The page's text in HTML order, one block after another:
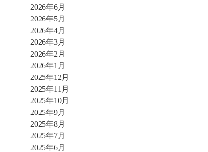
2026年6月
2026年5月
2026年4月
2026年3月
2026年2月
2026年1月
2025年12月
2025年11月
2025年10月
2025年9月
2025年8月
2025年7月
2025年6月